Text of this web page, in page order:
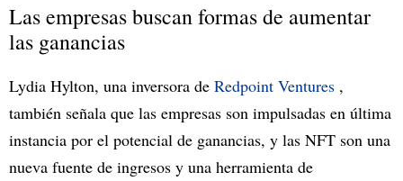
Las empresas buscan formas de aumentar
las ganancias
Lydia Hylton, una inversora de Redpoint Ventures ,
también señala que las empresas son impulsadas en última
instancia por el potencial de ganancias, y las NFT son una
nueva fuente de ingresos y una herramienta de